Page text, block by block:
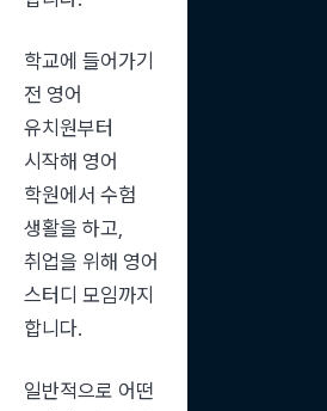
학교에 들어가기
전 영어
유치원부터
시작해 영어
학원에서 수험
생활을 하고,
취업을 위해 영어
스터디 모임까지
합니다.
일반적으로 어떤